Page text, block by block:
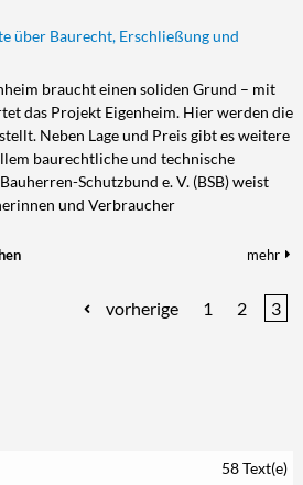
über Baurecht, Erschließung und
braucht einen soliden Grund – mit
das Projekt Eigenheim. Hier werden die
Neben Lage und Preis gibt es weitere
baurechtliche und technische
Schutzbund e. V. (BSB) weist
und Verbraucher
mehr
vorherige 1 2 3
58 Text(e)